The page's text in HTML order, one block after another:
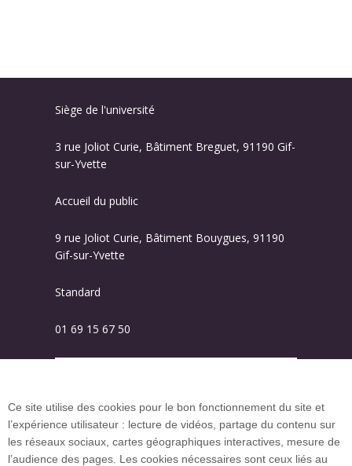
Siège de l'université
3 rue Joliot Curie, Bâtiment Breguet, 91190 Gif-
sur-Yvette
Accueil du public
9 rue Joliot Curie, Bâtiment Bouygues, 91190
Gif-sur-Yvette
Standard
01 69 15 67 50
Plan du site
Ce site utilise des cookies pour le bon fonctionnement du site et
l’expérience utilisateur : lecture de vidéos, partage du contenu sur
les réseaux sociaux, cartes géographiques interactives, mesure de
l’audience des pages. Les cookies nécessaires sont ceux liés au